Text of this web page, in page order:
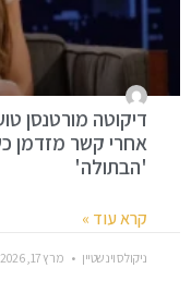
דיקוטה מורטנסן
אחרי קשר מזדמן
'הבתולה'
קרא עוד »
ניקולס וינשטיין מרץ 17, 2026